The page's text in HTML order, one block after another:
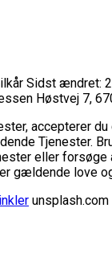
Sidst ændret:
Høstvej 7,
accepterer
Tjenester.
eller forsøge
gældende love
unsplash.com